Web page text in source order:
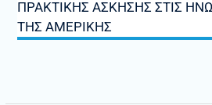
ΠΡΑΚΤΙΚΗΣ ΑΣΚΗΣΗΣ ΣΤΙΣ
ΤΗΣ ΑΜΕΡΙΚΗΣ